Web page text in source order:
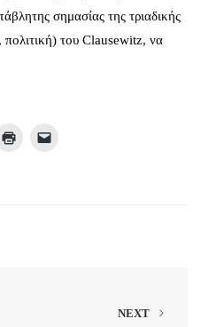
σημασίας της τριαδικής
του Clausewitz, να
NEXT